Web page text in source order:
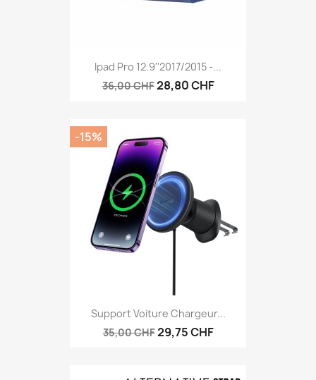
Ipad Pro 12.9''2017/2015 -...
36,00 CHF28,80 CHF
Support Voiture Chargeur...
35,00 CHF29,75 CHF
-15%